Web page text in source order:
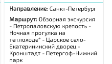
Направление:Санкт-Петербург
Маршрут:Обзорная экскурсия
- Петропаловскую крепость -
Ночная прогулка на
теплоходе* - Царское село-
Екатерининский дворец -
Кронштадт - Петергоф-Нижний
парк